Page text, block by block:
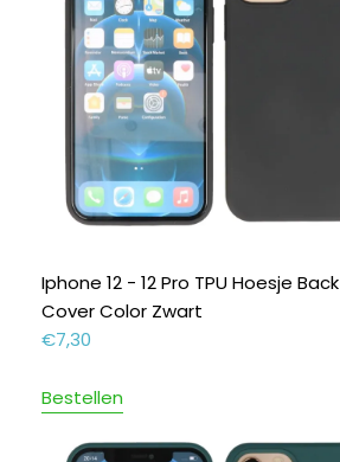
Iphone 12 - 12 Pro TPU Hoesje Back
Cover Color Zwart
€7,30
Bestellen